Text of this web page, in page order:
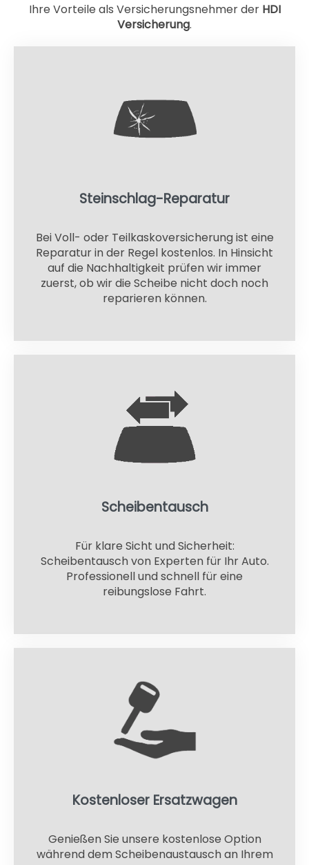
Ihre Vorteile als Versicherungsnehmer der HDI
Versicherung.
Steinschlag-Reparatur
Bei Voll- oder Teilkaskoversicherung ist eine
Reparatur in der Regel kostenlos. In Hinsicht
auf die Nachhaltigkeit prüfen wir immer
zuerst, ob wir die Scheibe nicht doch noch
reparieren können.
Scheibentausch
Für klare Sicht und Sicherheit:
Scheibentausch von Experten für Ihr Auto.
Professionell und schnell für eine
reibungslose Fahrt.
Kostenloser Ersatzwagen
Genießen Sie unsere kostenlose Option
während dem Scheibenaustausch an Ihrem